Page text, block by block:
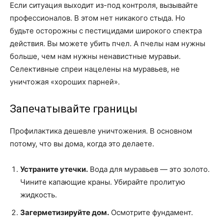
Если ситуация выходит из-под контроля, вызывайте
профессионалов. В этом нет никакого стыда. Но
будьте осторожны с пестицидами широкого спектра
действия. Вы можете убить пчел. А пчелы нам нужны
больше, чем нам нужны ненавистные муравьи.
Селективные спреи нацелены на муравьев, не
уничтожая «хороших парней».
Запечатывайте границы
Профилактика дешевле уничтожения. В основном
потому, что вы дома, когда это делаете.
Устраните утечки. Вода для муравьев — это золото.
Чините капающие краны. Убирайте пролитую
жидкость.
Загерметизируйте дом. Осмотрите фундамент.